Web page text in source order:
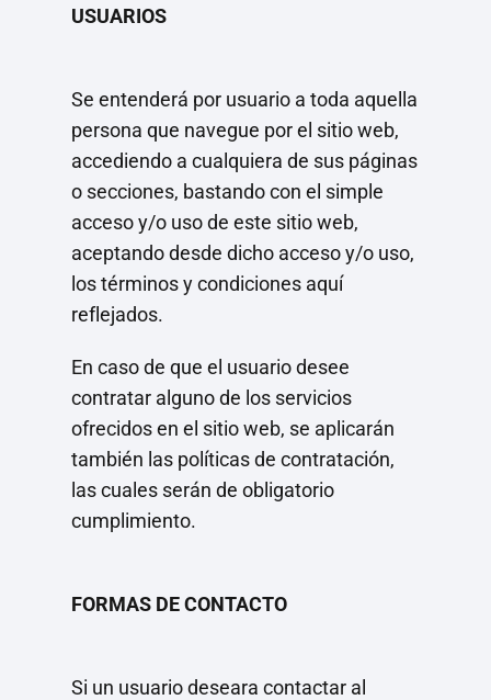
USUARIOS
Se entenderá por usuario a toda aquella
persona que navegue por el sitio web,
accediendo a cualquiera de sus páginas
o secciones, bastando con el simple
acceso y/o uso de este sitio web,
aceptando desde dicho acceso y/o uso,
los términos y condiciones aquí
reflejados.
En caso de que el usuario desee
contratar alguno de los servicios
ofrecidos en el sitio web, se aplicarán
también las políticas de contratación,
las cuales serán de obligatorio
cumplimiento.
FORMAS DE CONTACTO
Si un usuario deseara contactar al